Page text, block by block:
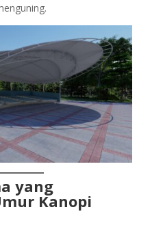
yang
Kanopi